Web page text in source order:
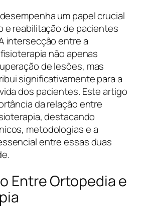
um papel crucial
e reabilitação de pacientes
intersecção entre a
não apenas
de lesões, mas
significativamente para a
dos pacientes. Este artigo
da relação entre
destacando
metodologias e a
entre essas duas
Entre Ortopedia e